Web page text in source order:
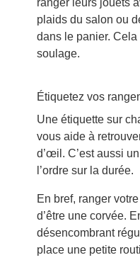
ranger leurs jouets
plaids du salon ou
dans le panier.
soulage.
Étiquetez vos
Une étiquette sur
vous aide à
d’œil. C’est aussi
l’ordre sur la durée.
En bref, ranger
d’être une corvée.
désencombrant
place une petite